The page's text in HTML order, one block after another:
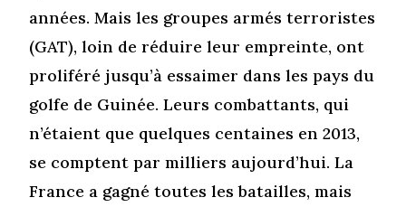
années. Mais les groupes armés terroristes
(GAT), loin de réduire leur empreinte, ont
proliféré jusqu’à essaimer dans les pays du
golfe de Guinée. Leurs combattants, qui
n’étaient que quelques centaines en 2013,
se comptent par milliers aujourd’hui. La
France a gagné toutes les batailles, mais